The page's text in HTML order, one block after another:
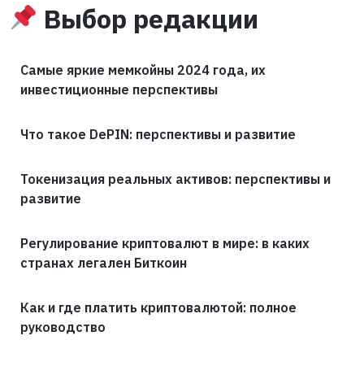
Выбор редакции
Самые яркие мемкойны 2024 года, их
инвестиционные перспективы
Что такое DePIN: перспективы и развитие
Токенизация реальных активов: перспективы и
развитие
Регулирование криптовалют в мире: в каких
странах легален Биткоин
Как и где платить криптовалютой: полное
руководство